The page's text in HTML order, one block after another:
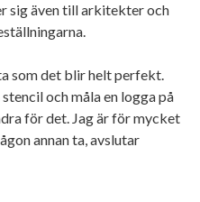
sig även till arkitekter och
som det blir helt perfekt.
och måla en logga på
för det. Jag är för mycket
annan ta, avslutar